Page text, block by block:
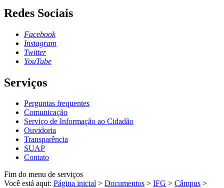
Redes Sociais
Facebook
Instagram
Twitter
YouTube
Serviços
Perguntas frequentes
Comunicação
Serviço de Informação ao Cidadão
Ouvidoria
Transparência
SUAP
Contato
Fim do menu de serviços
Você está aqui: Página inicial > Documentos > IFG > Câmpus >